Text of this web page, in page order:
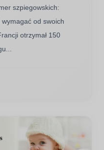
szpiegowskich:
od swoich
otrzymał 150